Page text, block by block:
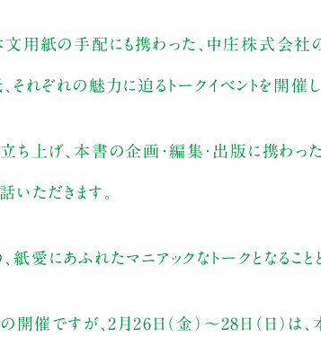
用紙の手配にも携わった、中庄株式会
それぞれの魅力に迫るトークイベントを開催し
ち上げ、本書の企画・編集・出版に携わっ
いただきます。
愛にあふれたマニアックなトークとなることと
での開催ですが、2月26日（金）～28日（日